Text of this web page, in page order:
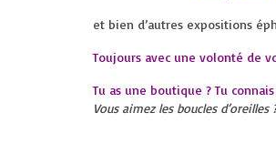
et bien d’autres expositions
Toujours avec une volonté de
Tu as une boutique ? Tu
Vous aimez les boucles